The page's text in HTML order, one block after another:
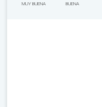
MUY BUENA BUENA